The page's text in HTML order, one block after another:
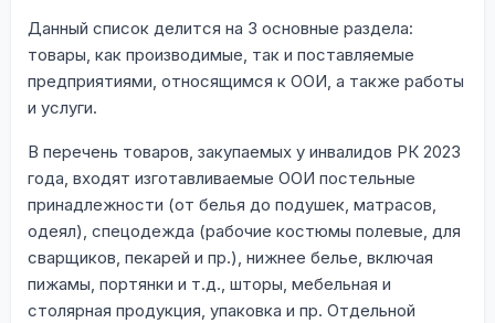
Данный список делится на 3 основные раздела:
товары, как производимые, так и поставляемые
предприятиями, относящимся к ООИ, а также работы
и услуги.
В перечень товаров, закупаемых у инвалидов РК 2023
года, входят изготавливаемые ООИ постельные
принадлежности (от белья до подушек, матрасов,
одеял), спецодежда (рабочие костюмы полевые, для
сварщиков, пекарей и пр.), нижнее белье, включая
пижамы, портянки и т.д., шторы, мебельная и
столярная продукция, упаковка и пр. Отдельной